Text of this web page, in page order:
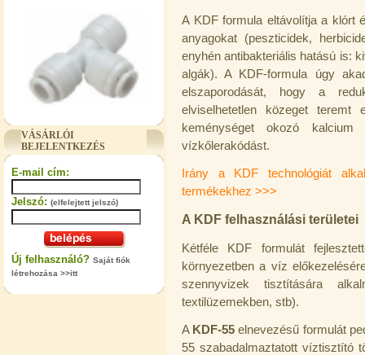
Quick
360,-Ft
---------
VÁSÁRLÓI
BEJELENTKEZÉS
E-mail cím:
Jelszó: (elfelejtett jelszó)
Új felhasználó? Saját fiók
létrehozása >>itt
A KDF formula eltávolítja a klórt
anyagokat (peszticidek,
enyhén antibakteriális hatású is:
algák). A KDF-formula úgy
elszaporodását, hogy a
elviselhetetlen közeget teremt
keménységet okozó
vízkőlerakódást.
Irány a KDF technológiát
termékekhez >>>
A KDF felhasználási területei
Kétféle KDF formulát
környezetben a víz
szennyvizek tisztítására
textilüzemekben, stb).
A KDF-55 elnevezésű formulát
55 szabadalmaztatott víztisztító